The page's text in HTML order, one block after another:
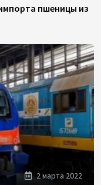
пшеницы из
2 марта 2022